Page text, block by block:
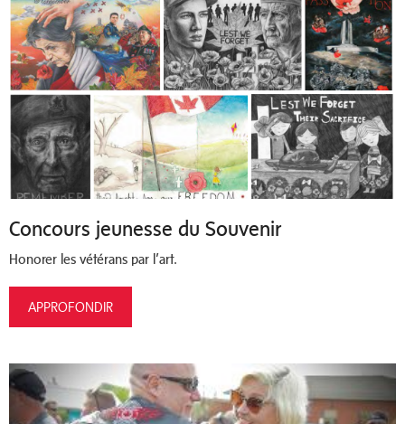
Concours jeunesse du Souvenir
Honorer les vétérans par l’art.
APPROFONDIR